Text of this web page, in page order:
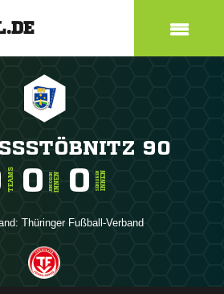
90
TEAMS 0 JUNIORENINNEN 0 SENIORENINNEN
Thüringer Fußball-Verband